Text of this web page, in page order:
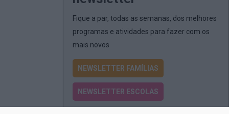
Fique a par, todas as semanas, dos melhores
programas e atividades para fazer com os
mais novos
NEWSLETTER FAMÍLIAS
NEWSLETTER ESCOLAS